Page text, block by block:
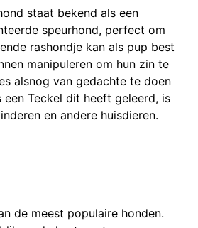
staat bekend als een
speurhond, perfect om
rashondje kan als pup best
manipuleren om hun zin te
alsnog van gedachte te doen
Teckel dit heeft geleerd, is
en andere huisdieren.
de meest populaire honden.